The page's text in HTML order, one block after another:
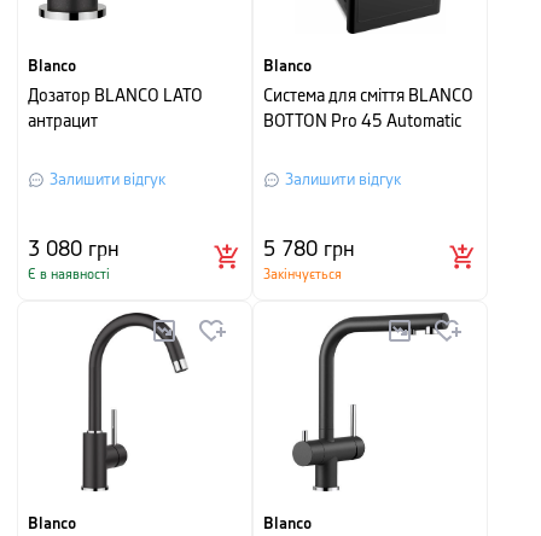
Blanco
Дозатор BLANCO LATO
антрацит
Залишити відгук
3 080 грн
Є в наявності
Blanco
Система для сміття BLANCO
BOTTON Pro 45 Automatic
Залишити відгук
5 780 грн
Закінчується
Blanco
Blanco